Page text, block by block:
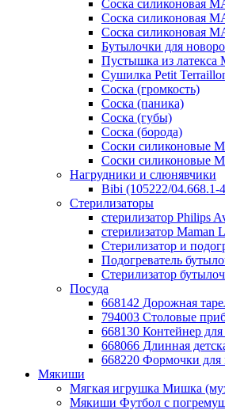
Соска силиконовая
Соска силиконовая
Соска силиконовая
Бутылочки для
Пустышка из латекса
Сушилка Petit
Соска (громкость)
Соска (паника)
Соска (губы)
Соска (борода)
Соски силиконовые
Соски силиконовые
Нагрудники и слюнявчики
Bibi (105222/04.668.1-
Стерилизаторы
стерилизатор Philips
стерилизатор Maman
Стерилизатор и
Подогреватель
Стерилизатор
Посуда
668142 Дорожная
794003 Столовые
668130 Контейнер
668066 Длинная
668220 Формочки
Мякиши
Мягкая игрушка Мишка
Мякиши Футбол с